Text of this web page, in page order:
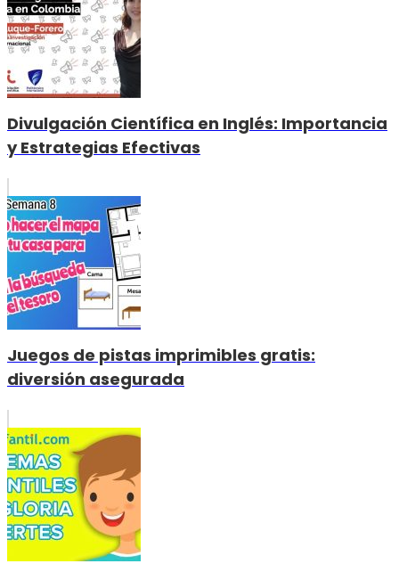
Divulgación Científica en Inglés: Importancia
y Estrategias Efectivas
Juegos de pistas imprimibles gratis:
diversión asegurada